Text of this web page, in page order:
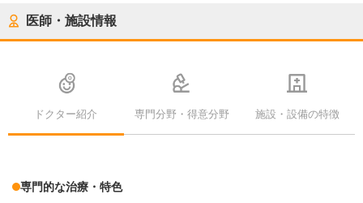
医師・施設情報
ドクター紹介 専門分野・得意分野 施設・設備の特徴
専門的な治療・特色